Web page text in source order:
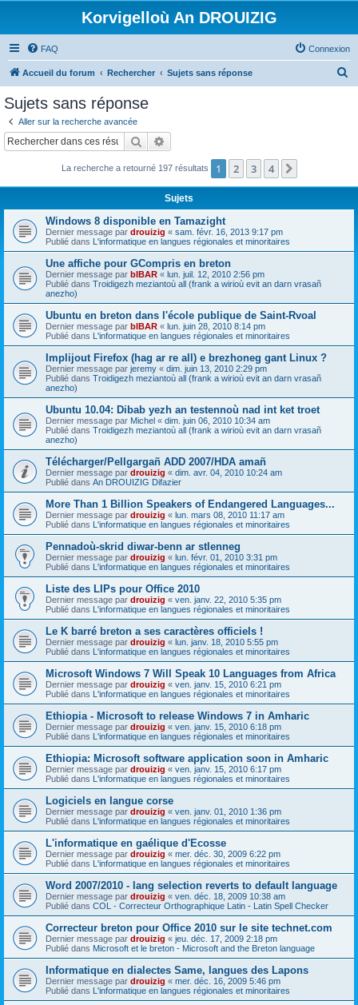
Korvigelloù An DROUIZIG
FAQ Connexion
Accueil du forum Rechercher Sujets sans réponse
c
Sujets sans réponse
Aller sur la recherche avancée
Rechercher
La recherche a retourné 197 résultats 1 2 3 4
Sujets
Windows 8 disponible en Tamazight
Dernier message par drouizig « sam. févr. 16, 2013 9:17 pm
Publié dans L'informatique en langues régionales et minoritaires
Une affiche pour GCompris en breton
Dernier message par bIBAR « lun. juil. 12, 2010 2:56 pm
Publié dans Troidigezh meziantoù all (frank a wirioù evit an darn vrasañ
anezho)
Ubuntu en breton dans l'école publique de Saint-Rvoal
Dernier message par bIBAR « lun. juin 28, 2010 8:14 pm
Publié dans L'informatique en langues régionales et minoritaires
Implijout Firefox (hag ar re all) e brezhoneg gant Linux ?
Dernier message par jeremy « dim. juin 13, 2010 2:29 pm
Publié dans Troidigezh meziantoù all (frank a wirioù evit an darn vrasañ
anezho)
Ubuntu 10.04: Dibab yezh an testennoù nad int ket troet
Dernier message par Michel « dim. juin 06, 2010 10:34 am
Publié dans Troidigezh meziantoù all (frank a wirioù evit an darn vrasañ
anezho)
Télécharger/Pellgargañ ADD 2007/HDA amañ
Dernier message par drouizig « dim. avr. 04, 2010 10:24 am
Publié dans An DROUIZIG Difazier
More Than 1 Billion Speakers of Endangered Languages...
Dernier message par drouizig « lun. mars 08, 2010 11:17 am
Publié dans L'informatique en langues régionales et minoritaires
Pennadoù-skrid diwar-benn ar stlenneg
Dernier message par drouizig « lun. févr. 01, 2010 3:31 pm
Publié dans L'informatique en langues régionales et minoritaires
Liste des LIPs pour Office 2010
Dernier message par drouizig « ven. janv. 22, 2010 5:35 pm
Publié dans L'informatique en langues régionales et minoritaires
Le K barré breton a ses caractères officiels !
Dernier message par drouizig « lun. janv. 18, 2010 5:55 pm
Publié dans L'informatique en langues régionales et minoritaires
Microsoft Windows 7 Will Speak 10 Languages from Africa
Dernier message par drouizig « ven. janv. 15, 2010 6:21 pm
Publié dans L'informatique en langues régionales et minoritaires
Ethiopia - Microsoft to release Windows 7 in Amharic
Dernier message par drouizig « ven. janv. 15, 2010 6:18 pm
Publié dans L'informatique en langues régionales et minoritaires
Ethiopia: Microsoft software application soon in Amharic
Dernier message par drouizig « ven. janv. 15, 2010 6:17 pm
Publié dans L'informatique en langues régionales et minoritaires
Logiciels en langue corse
Dernier message par drouizig « ven. janv. 01, 2010 1:36 pm
Publié dans L'informatique en langues régionales et minoritaires
L'informatique en gaélique d'Ecosse
Dernier message par drouizig « mer. déc. 30, 2009 6:22 pm
Publié dans L'informatique en langues régionales et minoritaires
Word 2007/2010 - lang selection reverts to default language
Dernier message par drouizig « ven. déc. 18, 2009 10:38 am
Publié dans COL - Correcteur Orthographique Latin - Latin Spell Checker
Correcteur breton pour Office 2010 sur le site technet.com
Dernier message par drouizig « jeu. déc. 17, 2009 2:18 pm
Publié dans Microsoft et le breton - Microsoft and the Breton language
Informatique en dialectes Same, langues des Lapons
Dernier message par drouizig « mer. déc. 16, 2009 5:46 pm
Publié dans L'informatique en langues régionales et minoritaires